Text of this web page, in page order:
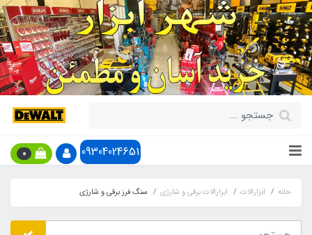
09304024651
0
خانه ابزارالات ابزارالات برقی و شارژی سنگ فرز برقی و شارژی